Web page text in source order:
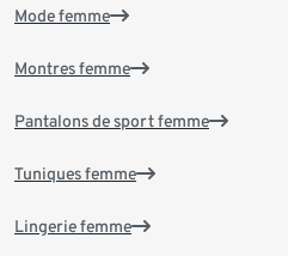
Mode femme
Montres femme
Pantalons de sport femme
Tuniques femme
Lingerie femme